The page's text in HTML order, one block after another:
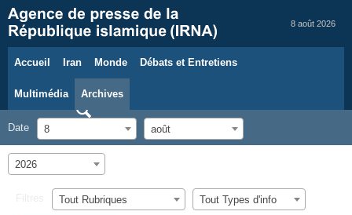
8 août 2026
Accueil Iran Monde Débats et Entretiens
Multimédia Archives
Date 8 août
2026
Tout Rubriques Tout Types d'info